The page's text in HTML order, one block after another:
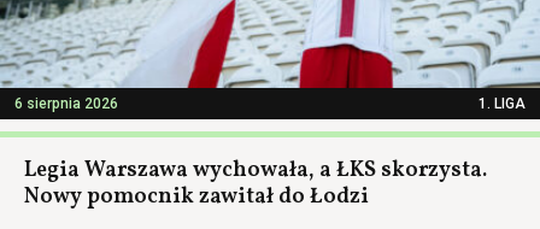
6 sierpnia 2026 1. LIGA
Legia Warszawa wychowała, a ŁKS skorzysta.
Nowy pomocnik zawitał do Łodzi